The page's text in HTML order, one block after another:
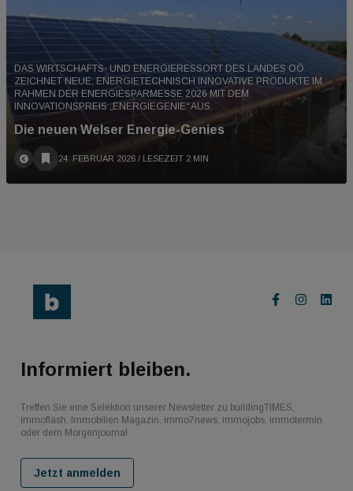
DAS WIRTSCHAFTS- UND ENERGIERESSORT DES LANDES OÖ
ZEICHNET NEUE, ENERGIETECHNISCH INNOVATIVE PRODUKTE IM
RAHMEN DER ENERGIESPARMESSE 2026 MIT DEM
INNOVATIONSPREIS „ENERGIEGENIE“ AUS.
Die neuen Welser Energie-Genies
24. FEBRUAR 2026 / LESEZEIT 2 MIN
Informiert bleiben.
Treffen Sie eine Selektion unserer Newsletter zu buildingTIMES,
immoflash, Immobilien Magazin, immo7news, immojobs, immotermin
oder dem Morgenjournal
Jetzt anmelden